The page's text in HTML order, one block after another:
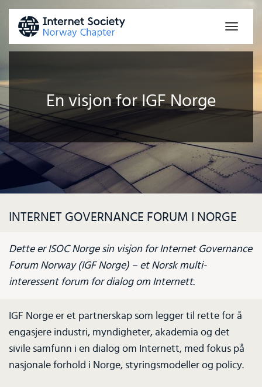
Toggle
En visjon for IGF Norge
INTERNET GOVERNANCE FORUM I NORGE
Dette er ISOC Norge sin visjon for Internet Governance
Forum Norway (IGF Norge) – et Norsk multi-
interessent forum for dialog om Internett.
IGF Norge er et partnerskap som legger til rette for å
engasjere industri, myndigheter, akademia og det
sivile samfunn i en dialog om Internett, med fokus på
nasjonale forhold i Norge, styringsmodeller og policy.